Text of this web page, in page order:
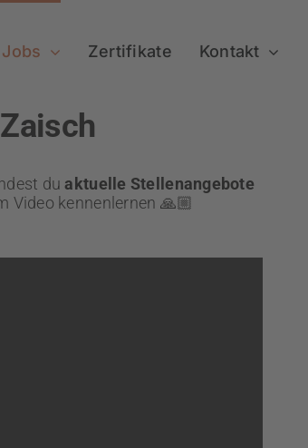
Zertifikate Kontakt
duaktuelle Stellenangebote
Video kennenlernen 🙏🏼